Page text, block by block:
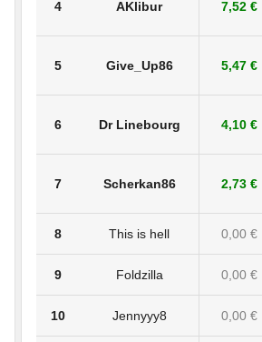
4 AKlibur 7,52 €
5 Give_Up86 5,47 €
6 Dr Linebourg 4,10 €
7 Scherkan86 2,73 €
8 This is hell 0,00 €
9 Foldzilla 0,00 €
10 Jennyyy8 0,00 €